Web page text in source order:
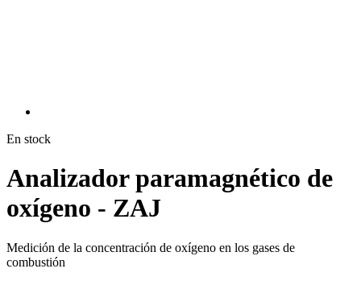
En stock
Analizador paramagnético de
oxígeno - ZAJ
Medición de la concentración de oxígeno en los gases de
combustión